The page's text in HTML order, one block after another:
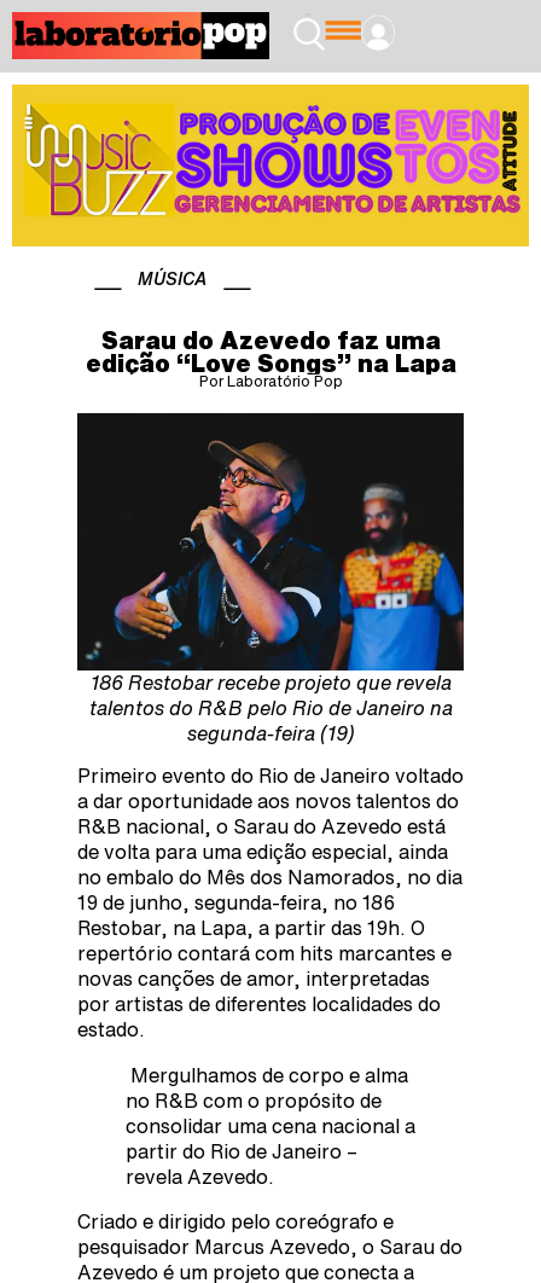
MÚSICA
Sarau do Azevedo faz uma
edição “Love Songs” na Lapa
Por Laboratório Pop
186 Restobar recebe projeto que revela
talentos do R&B pelo Rio de Janeiro na
segunda-feira (19)
Primeiro evento do Rio de Janeiro voltado
a dar oportunidade aos novos talentos do
R&B nacional, o Sarau do Azevedo está
de volta para uma edição especial, ainda
no embalo do Mês dos Namorados, no dia
19 de junho, segunda-feira, no 186
Restobar, na Lapa, a partir das 19h. O
repertório contará com hits marcantes e
novas canções de amor, interpretadas
por artistas de diferentes localidades do
estado.
Mergulhamos de corpo e alma
no R&B com o propósito de
consolidar uma cena nacional a
partir do Rio de Janeiro –
revela Azevedo.
Criado e dirigido pelo coreógrafo e
pesquisador Marcus Azevedo, o Sarau do
Azevedo é um projeto que conecta a